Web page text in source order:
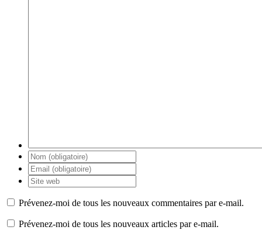
Prévenez-moi de tous les nouveaux commentaires par e-mail.
Prévenez-moi de tous les nouveaux articles par e-mail.